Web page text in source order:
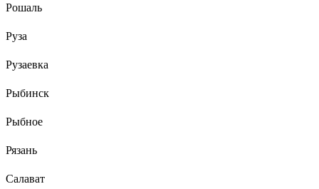
Рошаль
Руза
Рузаевка
Рыбинск
Рыбное
Рязань
Салават